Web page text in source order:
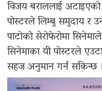
विजय बराललाई
पोस्टरले लिम्बु समुदाय र
पाटोको सेरोफेरोमा
सिनेमाका यी पोस्टरले
सहज अनुमान गर्न सकिन्छ ।